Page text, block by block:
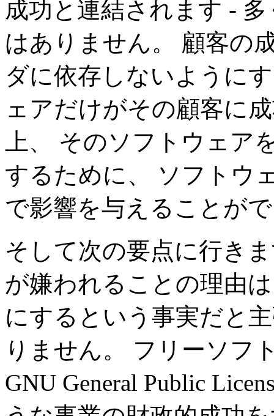
成功と連結されます -
はありません。 顧客の
ダに依存しないように
ェアだけがその顧客に
上、 そのソフトウェア
するために、 ソフトウ
で影響を与えることが
そして次の要点に行きま
が嫌われることの理由
にするという事実だと
りません。 フリーソフ
GNU General Public